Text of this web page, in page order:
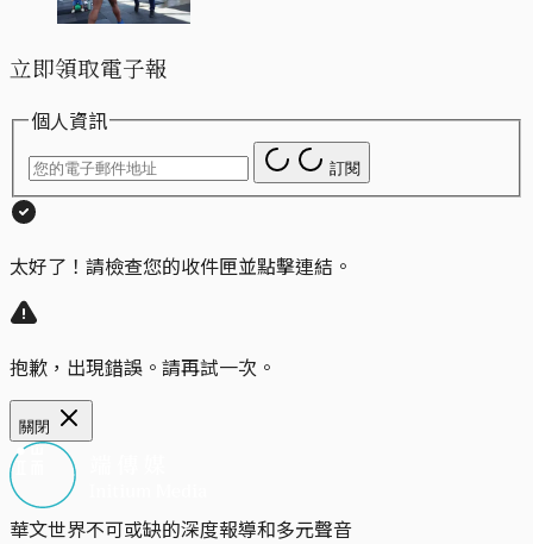
立即領取電子報
個人資訊
訂閱
太好了！請檢查您的收件匣並點擊連結。
抱歉，出現錯誤。請再試一次。
關閉
華文世界不可或缺的深度報導和多元聲音